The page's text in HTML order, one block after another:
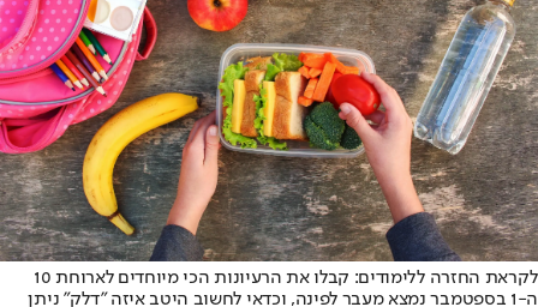
לקראת החזרה ללימודים: קבלו את הרעיונות הכי מיוחדים לארוחת 10
ה-1 בספטמבר נמצא מעבר לפינה, וכדאי לחשוב היטב איזה "דלק" ניתן